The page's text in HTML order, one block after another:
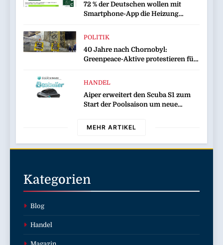
72 % der Deutschen wollen mit
Smartphone-App die Heizung
POLITIK
40 Jahre nach Chornobyl:
Greenpeace-Aktive protestieren für
Folgen des russischen
Drohnenangriffs
HANDEL
Aiper erweitert den Scuba S1 zum
Start der Poolsaison um neue
wird noch effizienter und
MEHR ARTIKEL
Kategorien
Blog
Handel